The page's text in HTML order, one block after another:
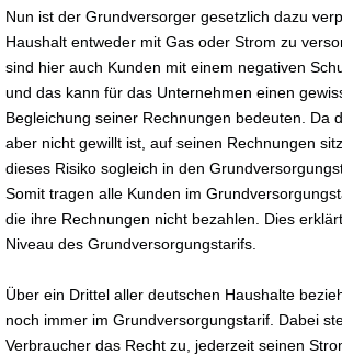
Nun ist der Grundversorger gesetzlich dazu
Haushalt entweder mit Gas oder Strom zu
sind hier auch Kunden mit einem negativen
und das kann für das Unternehmen einen
Begleichung seiner Rechnungen bedeuten. Da
aber nicht gewillt ist, auf seinen Rechnungen
dieses Risiko sogleich in den
Somit tragen alle Kunden im
die ihre Rechnungen nicht bezahlen. Dies
Niveau des Grundversorgungstarifs.
Über ein Drittel aller deutschen Haushalte
noch immer im Grundversorgungstarif. Dabei
Verbraucher das Recht zu, jederzeit seinen